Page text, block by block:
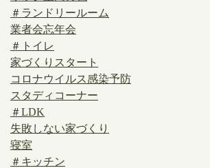
＃ランドリールーム
業者会忘年会
＃トイレ
家づくりスタート
コロナウイルス感染予防
スタディコーナー
＃LDK
失敗しない家づくり
寝室
＃キッチン